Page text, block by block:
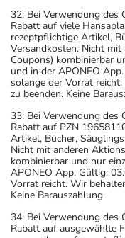
32: Bei Verwendung des
Rabatt auf viele
rezeptpflichtige Artikel,
Versandkosten. Nicht
Coupons) kombinierbar
und in der APONEO
solange der Vorrat
zu beenden. Keine
33: Bei Verwendung des
Rabatt auf PZN
Artikel, Bücher,
Nicht mit anderen
kombinierbar und nur
APONEO App. Gültig:
Vorrat reicht. Wir
Keine Barauszahlung.
34: Bei Verwendung des
Rabatt auf ausgewählte